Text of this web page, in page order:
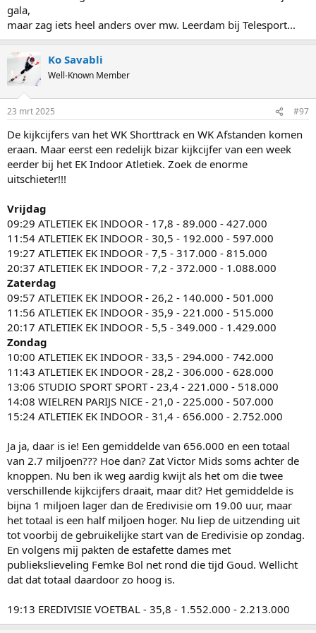
je de 3 weken daarna met tegenzin door die intervallen heen bijt. Je
kan het aankaarten, maar je waardes zijn goed, dus Jac heeft er
geen boodschap aan.
Het is voor mij onbegrijpelijk dat wél wetenschappelijk
onderbouwde basispsychologie niet de aandacht krijgt die het
verdient bij de ploeg. Topsport is hard, maar van een beetje
medeleven wordt niemand slechter. En in een wedstrijd komen hele
andere factoren kijken als druk, zenuwen, onzekerheid. Je gaat door
een rollercoaster van emoties. Jac lijkt me dan ook vooral een
versterker. Ga je al goed, dan maken de trainingen je alleen maar
beter. Maar gaat het (mentaal) wat minder terwijl je testen goed
blijven, dan presteer je alleen maar minder. Ga je met je atleten in
gesprek, dan kun je misschien komen tot de kern van hun
problemen. Sporters zijn ook maar mensen van vlees en bloed. Die
kunnen zitten. En dan weer niet. Het is soms ongrijpbaar. Mensen
zijn nou eenmaal niet te reduceren tot data. Soms gedragen ze zich
niet volgens de logica en daar kan dan een wat dieper liggende
psychologische reden voor zijn die je nooit zult ontdekken als je niet
naar je atleten luistert. Écht luistert.
gala,
maar zag iets heel anders over mw. Leerdam bij Telesport...
Ko Savabli
Well-Known Member
23 mrt 2025 #97
De kijkcijfers van het WK Shorttrack en WK Afstanden komen
eraan. Maar eerst een redelijk bizar kijkcijfer van een week
eerder bij het EK Indoor Atletiek. Zoek de enorme
uitschieter!!!
Vrijdag
09:29 ATLETIEK EK INDOOR - 17,8 - 89.000 - 427.000
11:54 ATLETIEK EK INDOOR - 30,5 - 192.000 - 597.000
19:27 ATLETIEK EK INDOOR - 7,5 - 317.000 - 815.000
20:37 ATLETIEK EK INDOOR - 7,2 - 372.000 - 1.088.000
Zaterdag
09:57 ATLETIEK EK INDOOR - 26,2 - 140.000 - 501.000
11:56 ATLETIEK EK INDOOR - 35,9 - 221.000 - 515.000
20:17 ATLETIEK EK INDOOR - 5,5 - 349.000 - 1.429.000
Zondag
10:00 ATLETIEK EK INDOOR - 33,5 - 294.000 - 742.000
11:43 ATLETIEK EK INDOOR - 28,2 - 306.000 - 628.000
13:06 STUDIO SPORT SPORT - 23,4 - 221.000 - 518.000
14:08 WIELREN PARIJS NICE - 21,0 - 225.000 - 507.000
15:24 ATLETIEK EK INDOOR - 31,4 - 656.000 - 2.752.000
Ja ja, daar is ie! Een gemiddelde van 656.000 en een totaal
van 2.7 miljoen??? Hoe dan? Zat Victor Mids soms achter de
knoppen. Nu ben ik weg aardig kwijt als het om die twee
verschillende kijkcijfers draait, maar dit? Het gemiddelde is
bijna 1 miljoen lager dan de Eredivisie om 19.00 uur, maar
het totaal is een half miljoen hoger. Nu liep de uitzending uit
tot voorbij de gebruikelijke start van de Eredivisie op zondag.
En volgens mij pakten de estafette dames met
publiekslieveling Femke Bol net rond die tijd Goud. Wellicht
dat dat totaal daardoor zo hoog is.
19:13 EREDIVISIE VOETBAL - 35,8 - 1.552.000 - 2.213.000